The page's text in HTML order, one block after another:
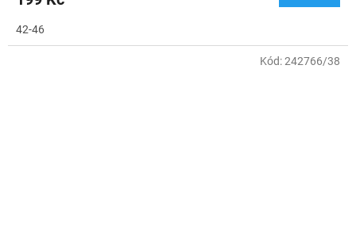
42-46
Kód:242766/38